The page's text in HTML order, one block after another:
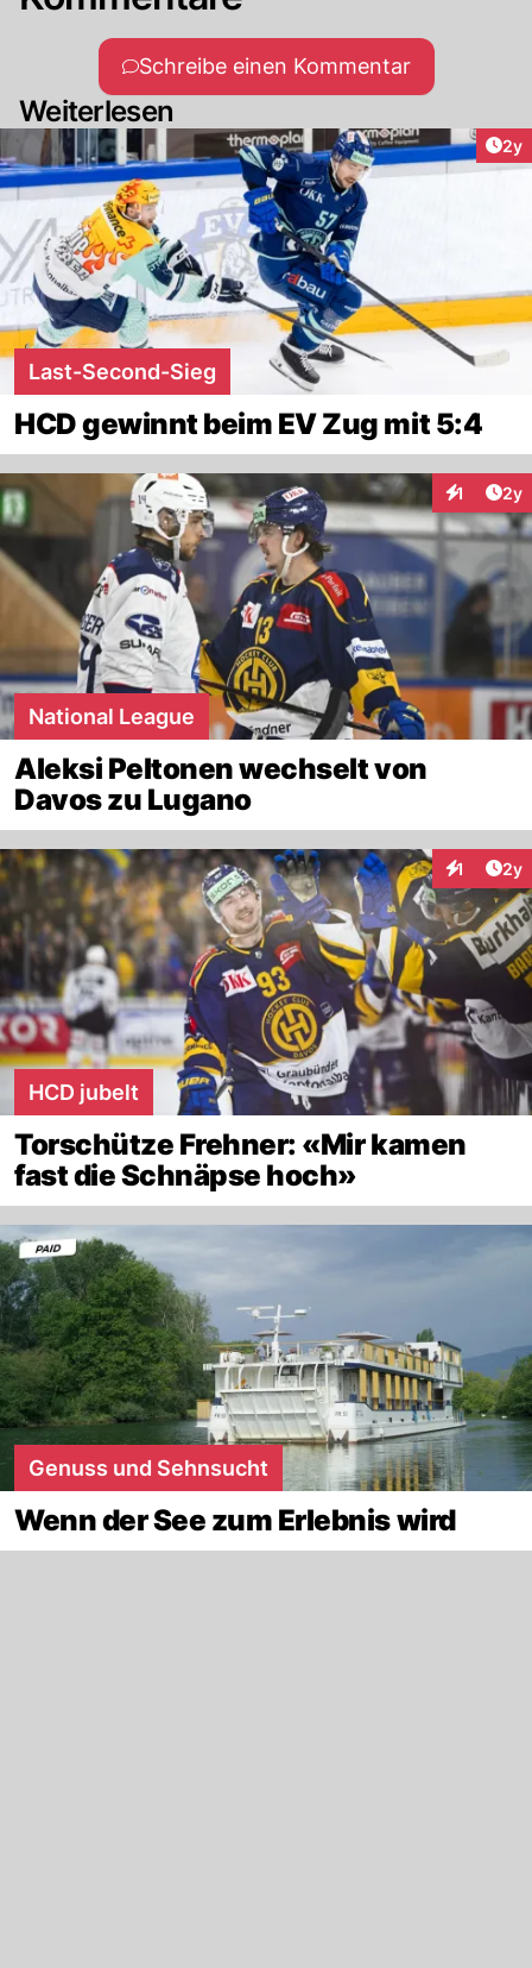
Schreibe einen Kommentar
Weiterlesen
2y
Last-Second-Sieg
HCD gewinnt beim EV Zug mit 5:4
1 2y
National League
Aleksi Peltonen wechselt von
Davos zu Lugano
1 2y
HCD jubelt
Torschütze Frehner: «Mir kamen
fast die Schnäpse hoch»
Genuss und Sehnsucht
Wenn der See zum Erlebnis wird